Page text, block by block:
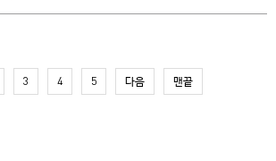
3 4 5 다음 맨끝